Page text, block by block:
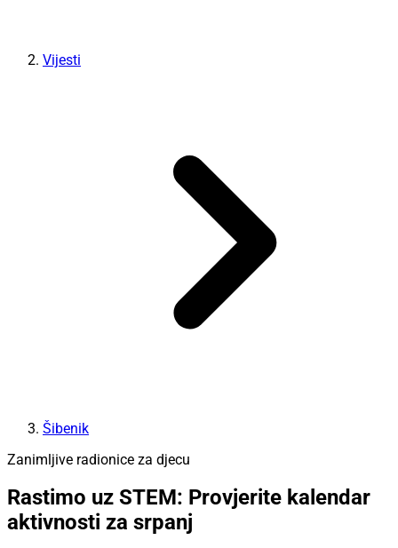
Vijesti
Šibenik
Zanimljive radionice za djecu
Rastimo uz STEM: Provjerite kalendar
aktivnosti za srpanj